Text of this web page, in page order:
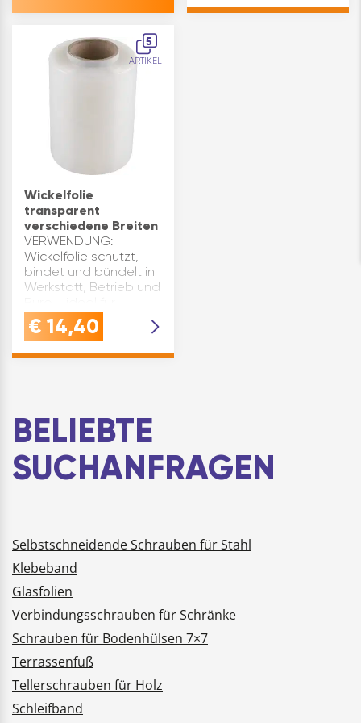
5
ARTIKEL
Wickelfolie
transparent
verschiedene Breiten
VERWENDUNG:
Wickelfolie schützt,
bindet und bündelt in
Werkstatt, Betrieb und
Stretchfolie
Anwendung,
Effekt und Palettenfolie
€ 14,40
BELIEBTE
SUCHANFRAGEN
Selbstschneidende Schrauben für Stahl
Klebeband
Glasfolien
Verbindungsschrauben für Schränke
Schrauben für Bodenhülsen 7×7
Terrassenfuß
Tellerschrauben für Holz
Schleifband